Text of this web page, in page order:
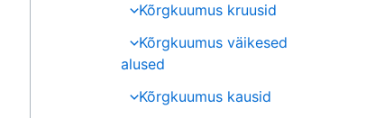
Kõrgkuumus kruusid
Kõrgkuumus väikesed
alused
Kõrgkuumus kausid